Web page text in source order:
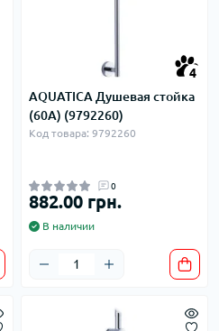
4
AQUATICA Душевая стойка
(60A) (9792260)
Код товара: 9792260
0
882.00 грн.
В наличии